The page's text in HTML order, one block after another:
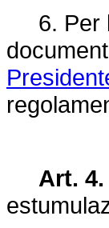
6. Per
Art. 4.